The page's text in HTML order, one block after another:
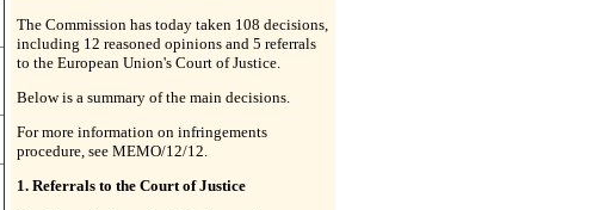
The Commission has today taken 108 decisions,
including 12 reasoned opinions and 5 referrals
to the European Union's Court of Justice.
Below is a summary of the main decisions.
For more information on infringements
procedure, see MEMO/12/12.
1. Referrals to the Court of Justice